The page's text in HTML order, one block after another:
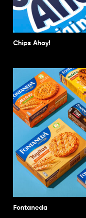
Chips Ahoy!
Fontaneda